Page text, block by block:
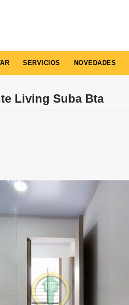
SERVICIOS NOVEDADES
Living Suba Bta